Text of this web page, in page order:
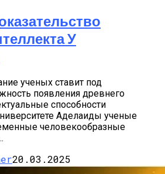
У
ученых ставит под
появления древнего
способности
Аделаиды ученые
человекообразные
20.03.2025